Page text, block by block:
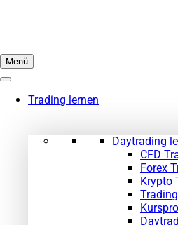
Menü
Trading lernen
Daytrading
CFD
Forex
Krypto